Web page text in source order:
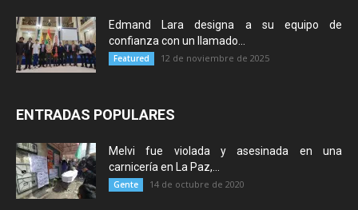
Edmand Lara designa a su equipo de
confianza con un llamado...
Featured 12 de noviembre de 2025
ENTRADAS POPULARES
Melvi fue violada y asesinada en una
carnicería en La Paz,...
Gente 14 de octubre de 2020